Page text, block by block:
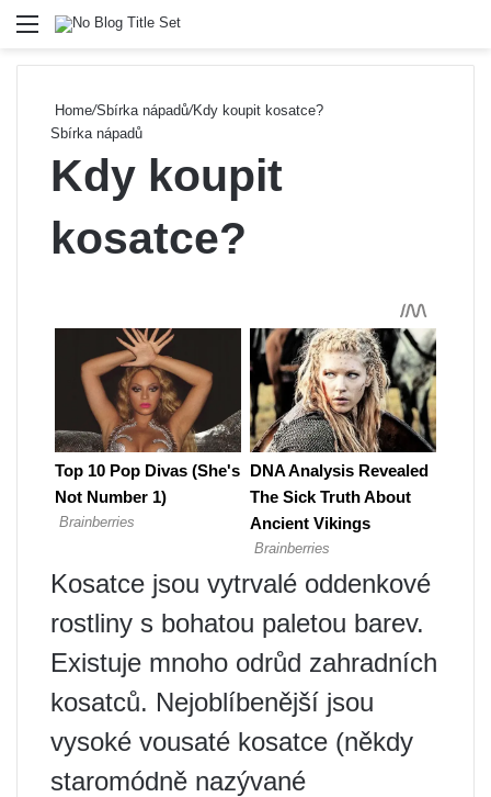
Menu
Home/Sbírka nápadů/Kdy koupit kosatce?
Sbírka nápadů
Kdy koupit
kosatce?
Kosatce jsou vytrvalé oddenkové
rostliny s bohatou paletou barev.
Existuje mnoho odrůd zahradních
kosatců. Nejoblíbenější jsou
vysoké vousaté kosatce (někdy
staromódně nazývané